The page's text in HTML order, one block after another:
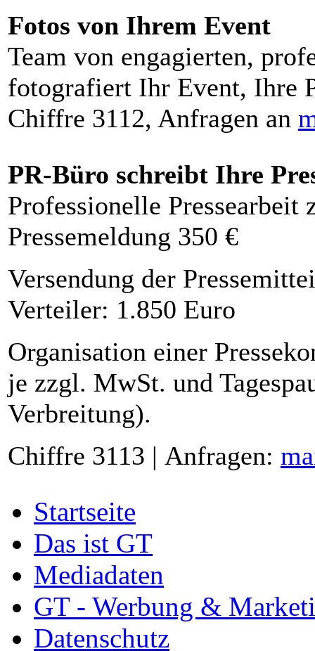
Fotos von Ihrem Event
Team von engagierten,
fotografiert Ihr Event, Ihre
Chiffre 3112, Anfragen an
PR-Büro schreibt Ihre
Professionelle Pressearbeit
Pressemeldung 350 €
Versendung der
Verteiler: 1.850 Euro
Organisation einer
je zzgl. MwSt. und
Verbreitung).
Chiffre 3113 | Anfragen:
Startseite
Das ist GT
Mediadaten
GT - Werbung &
Datenschutz